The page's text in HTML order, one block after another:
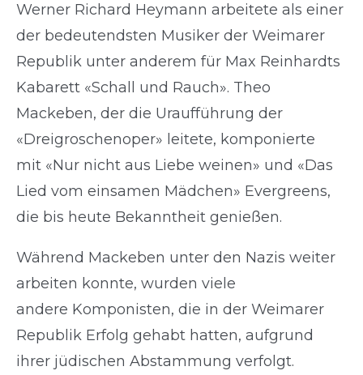
Werner Richard Heymann arbeitete als einer
der bedeutendsten Musiker der Weimarer
Republik unter anderem für Max Reinhardts
Kabarett «Schall und Rauch». Theo
Mackeben, der die Uraufführung der
«Dreigroschenoper» leitete, komponierte
mit «Nur nicht aus Liebe weinen» und «Das
Lied vom einsamen Mädchen» Evergreens,
die bis heute Bekanntheit genießen.
Während Mackeben unter den Nazis weiter
arbeiten konnte, wurden viele
andere Komponisten, die in der Weimarer
Republik Erfolg gehabt hatten, aufgrund
ihrer jüdischen Abstammung verfolgt.